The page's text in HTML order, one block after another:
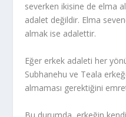
severken ikisine de elma
adalet değildir. Elma
almak ise adalettir.
Eğer erkek adaleti her
Subhanehu ve Teala
almaması gerektiğini